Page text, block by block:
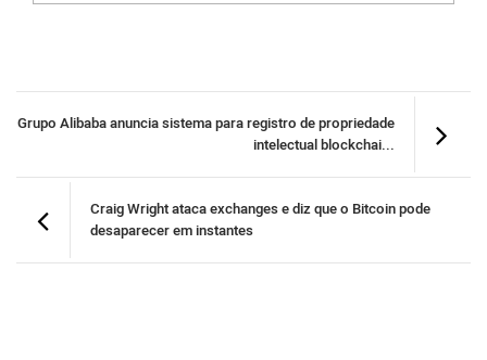
Grupo Alibaba anuncia sistema para registro de propriedade
intelectual blockchai...
Craig Wright ataca exchanges e diz que o Bitcoin pode
desaparecer em instantes